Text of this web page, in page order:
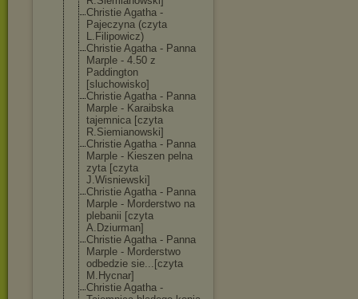
Christie Agatha -
Pajeczyna (czyta
L.Filipowicz)
Christie Agatha - Panna
Marple - 4.50 z
Paddington
[sluchowisko]
Christie Agatha - Panna
Marple - Karaibska
tajemnica [czyta
R.Siemianowski]
Christie Agatha - Panna
Marple - Kieszen pelna
zyta [czyta
J.Wisniewski]
Christie Agatha - Panna
Marple - Morderstwo na
plebanii [czyta
A.Dziurman]
Christie Agatha - Panna
Marple - Morderstwo
odbedzie sie...[czyta
M.Hycnar]
Christie Agatha -